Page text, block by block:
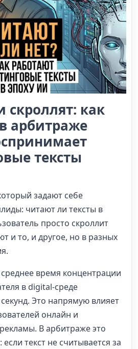
как
арбитраже
тексты
задают себе
читают ли тексты в
просто скроллит
и то, и другое, но в разных
время концентрации
в digital-среде
Это напрямую влияет
онлайн и
В арбитраже это
текст не считывается за